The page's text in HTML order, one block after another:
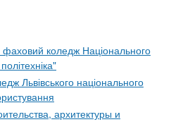
коледж Національного
Львівського національного
архитектуры и